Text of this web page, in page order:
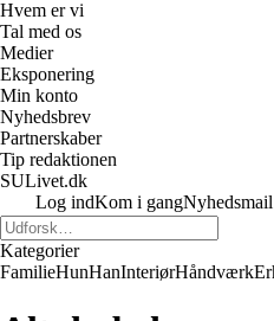
Hvem er vi
Tal med os
Medier
Eksponering
Min konto
Nyhedsbrev
Partnerskaber
Tip redaktionen
SULivet.dk
Log indKom i gangNyhedsmail
Kategorier
FamilieHunHanInteriørHåndværk